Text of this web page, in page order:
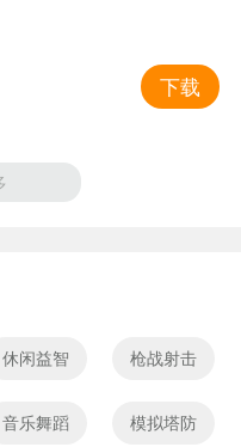
下载
休闲益智 枪战射击
音乐舞蹈 模拟塔防